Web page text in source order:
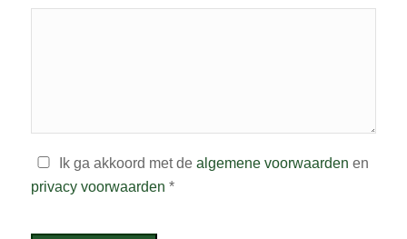
Ik ga akkoord met de algemene voorwaarden en
privacy voorwaarden *